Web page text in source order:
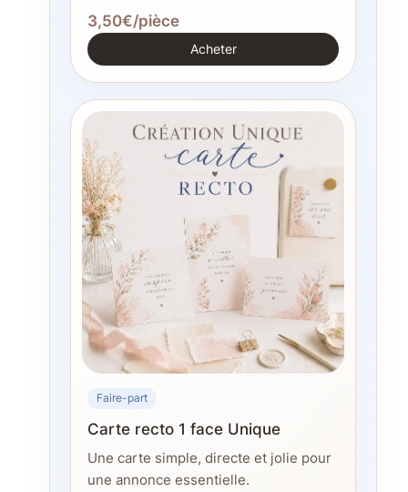
3,50€/pièce
Acheter
Faire-part
Carte recto 1 face Unique
Une carte simple, directe et jolie pour
une annonce essentielle.